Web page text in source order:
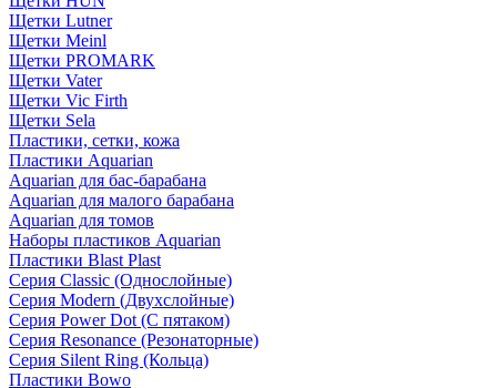
Щетки Lutner
Щетки Meinl
Щетки PROMARK
Щетки Vater
Щетки Vic Firth
Щетки Sela
Пластики, сетки, кожа
Пластики Aquarian
Aquarian для бас-барабана
Aquarian для малого барабана
Aquarian для томов
Наборы пластиков Aquarian
Пластики Blast Plast
Серия Classic (Однослойные)
Серия Modern (Двухслойные)
Серия Power Dot (С пятаком)
Серия Resonance (Резонаторные)
Серия Silent Ring (Кольца)
Пластики Bowo